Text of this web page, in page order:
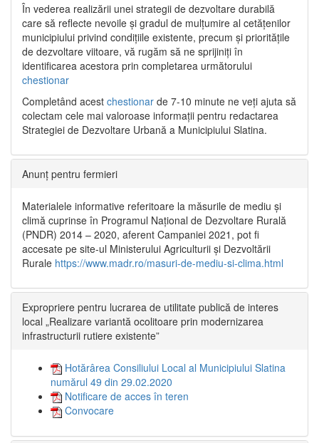
În vederea realizării unei strategii de dezvoltare durabilă
care să reflecte nevoile și gradul de mulțumire al cetățenilor
municipiului privind condițiile existente, precum și prioritățile
de dezvoltare viitoare, vă rugăm să ne sprijiniți în
identificarea acestora prin completarea următorului
chestionar
Completând acest chestionar de 7-10 minute ne veți ajuta să
colectam cele mai valoroase informații pentru redactarea
Strategiei de Dezvoltare Urbană a Municipiului Slatina.
Anunț pentru fermieri
Materialele informative referitoare la măsurile de mediu și
climă cuprinse în Programul Național de Dezvoltare Rurală
(PNDR) 2014 – 2020, aferent Campaniei 2021, pot fi
accesate pe site-ul Ministerului Agriculturii și Dezvoltării
Rurale https://www.madr.ro/masuri-de-mediu-si-clima.html
Expropriere pentru lucrarea de utilitate publică de interes
local „Realizare variantă ocolitoare prin modernizarea
infrastructurii rutiere existente”
Hotărârea Consiliului Local al Municipiului Slatina
numărul 49 din 29.02.2020
Notificare de acces în teren
Convocare